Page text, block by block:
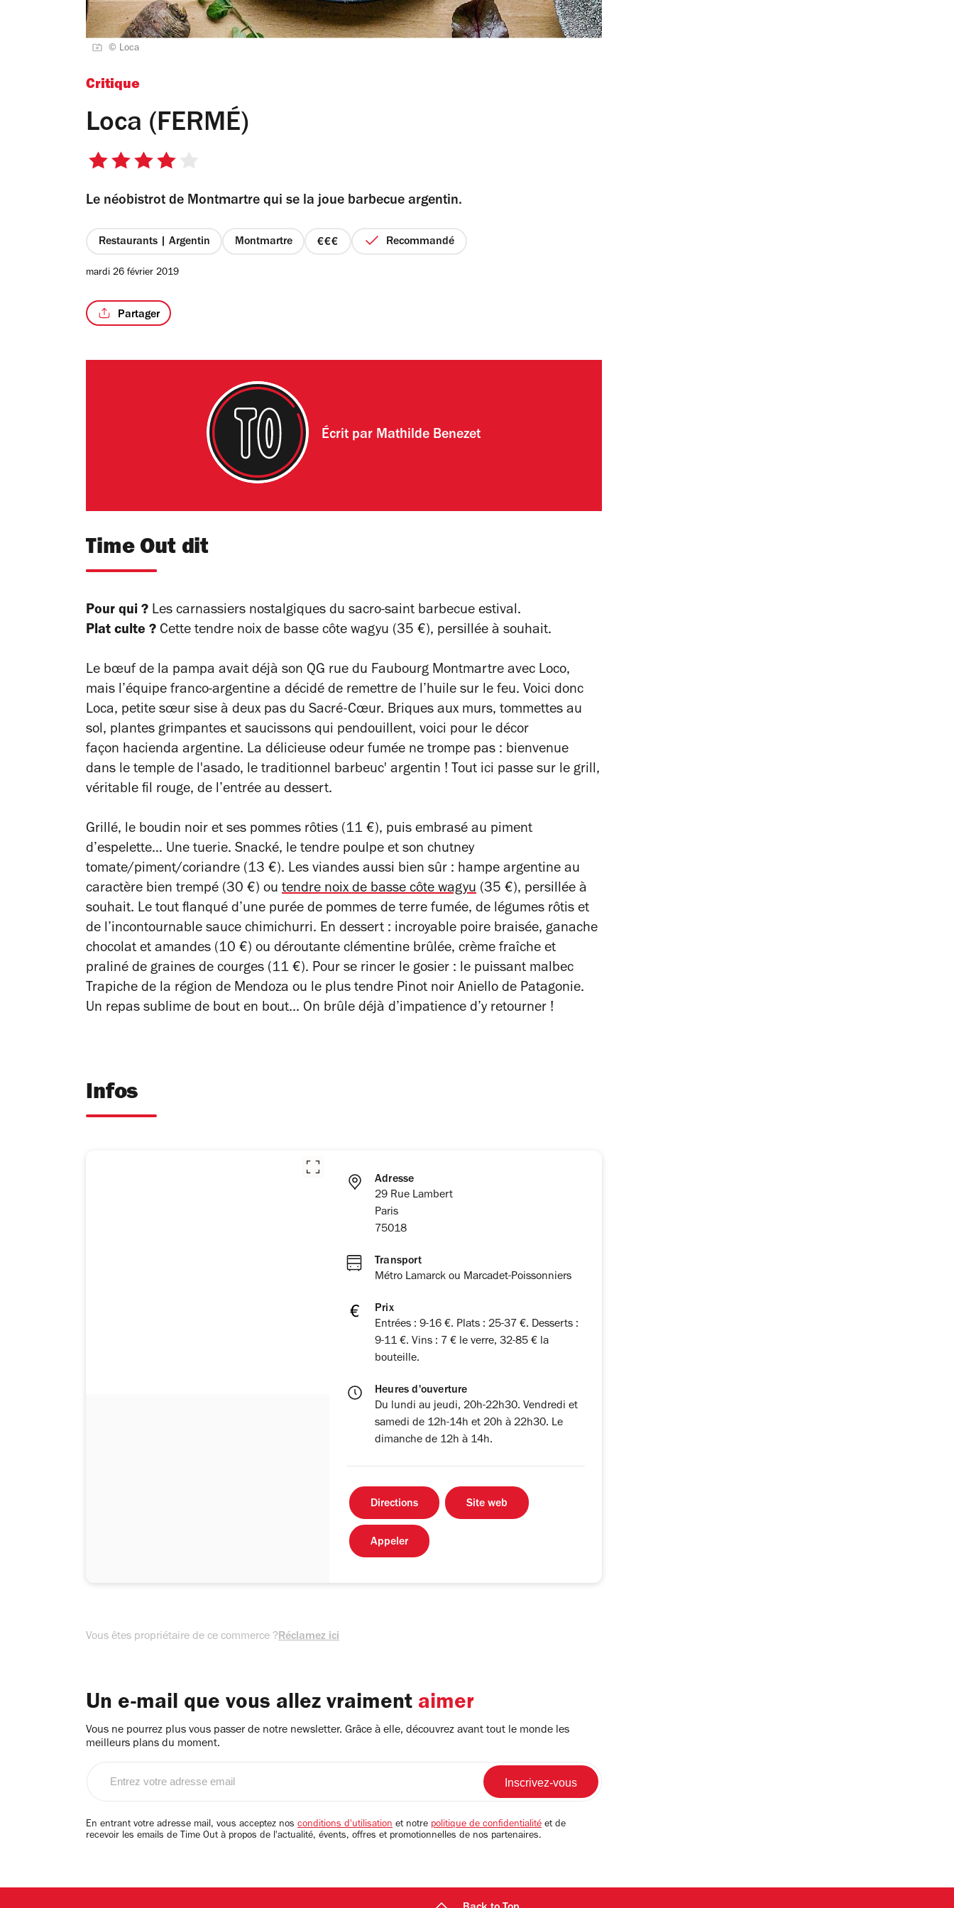
© Loca
Critique
Loca (FERMÉ)
4
5
Le néobistrot de Montmartre qui se la joue barbecue argentin.
Restaurants | Argentin Montmartre
prix
Recommandé
mardi 26 février 2019
Partager
Écrit par Mathilde Benezet
Time Out dit
Pour qui ? Les carnassiers nostalgiques du sacro-saint barbecue estival.
Plat culte ? Cette tendre noix de basse côte wagyu (35 €), persillée à souhait.
Le bœuf de la pampa avait déjà son QG rue du Faubourg Montmartre avec Loco,
mais l’équipe franco-argentine a décidé de remettre de l’huile sur le feu. Voici donc
Loca, petite sœur sise à deux pas du Sacré-Cœur. Briques aux murs, tommettes au
sol, plantes grimpantes et saucissons qui pendouillent, voici pour le décor
façon hacienda argentine. La délicieuse odeur fumée ne trompe pas : bienvenue
dans le temple de l'asado, le traditionnel barbeuc' argentin ! Tout ici passe sur le grill,
véritable fil rouge, de l’entrée au dessert.
Grillé, le boudin noir et ses pommes rôties (11 €), puis embrasé au piment
d’espelette… Une tuerie. Snacké, le tendre poulpe et son chutney
tomate/piment/coriandre (13 €). Les viandes aussi bien sûr : hampe argentine au
caractère bien trempé (30 €) ou tendre noix de basse côte wagyu (35 €), persillée à
souhait. Le tout flanqué d’une purée de pommes de terre fumée, de légumes rôtis et
de l’incontournable sauce chimichurri. En dessert : incroyable poire braisée, ganache
chocolat et amandes (10 €) ou déroutante clémentine brûlée, crème fraîche et
praliné de graines de courges (11 €). Pour se rincer le gosier : le puissant malbec
Trapiche de la région de Mendoza ou le plus tendre Pinot noir Aniello de Patagonie.
Un repas sublime de bout en bout... On brûle déjà d’impatience d’y retourner !
Infos
Adresse
29 Rue Lambert
Paris
75018
Transport
Métro Lamarck ou Marcadet-Poissonniers
Prix
Entrées : 9-16 €. Plats : 25-37 €. Desserts :
9-11 €. Vins : 7 € le verre, 32-85 € la
bouteille.
Heures d'ouverture
Du lundi au jeudi, 20h-22h30. Vendredi et
samedi de 12h-14h et 20h à 22h30. Le
dimanche de 12h à 14h.
Directions Site web
Appeler
Vous êtes propriétaire de ce commerce ?Réclamez ici
Un e-mail que vous allez vraiment aimer
Vous ne pourrez plus vous passer de notre newsletter. Grâce à elle, découvrez avant tout le monde les
meilleurs plans du moment.
email
En entrant votre adresse mail, vous acceptez nos conditions d'utilisation et notre politique de confidentialité et de
recevoir les emails de Time Out à propos de l'actualité, évents, offres et promotionnelles de nos partenaires.